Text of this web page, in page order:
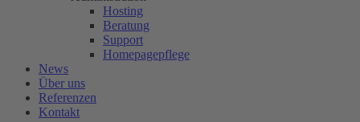
Hosting
Beratung
Support
Homepagepflege
News
Über uns
Referenzen
Kontakt